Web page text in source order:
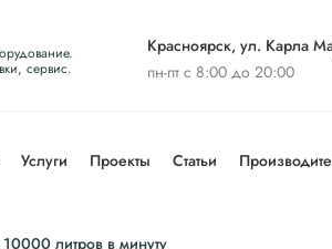
сервис.
Красноярск, ул. Карла
пн-пт с 8:00 до 20:00
Услуги Проекты Статьи
литров в минуту